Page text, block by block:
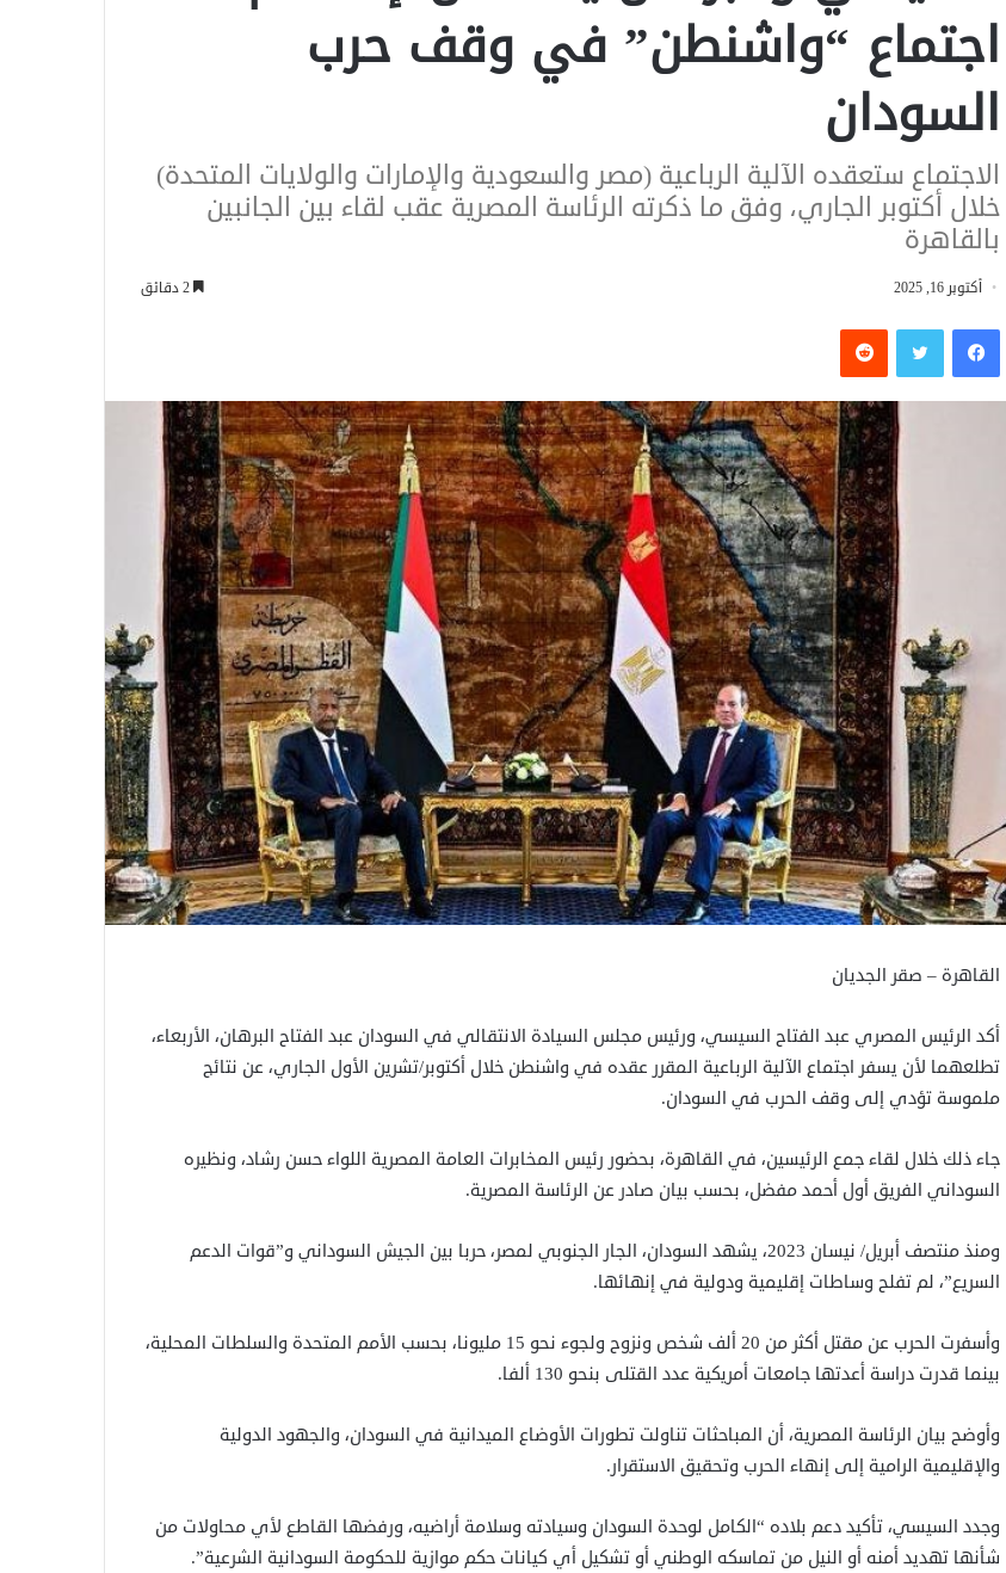
اجتماع “واشنطن” في وقف حرب
السودان
الاجتماع ستعقده الآلية الرباعية (مصر والسعودية والإمارات والولايات المتحدة)
خلال أكتوبر الجاري، وفق ما ذكرته الرئاسة المصرية عقب لقاء بين الجانبين
بالقاهرة
أكتوبر 16, 2025
فيسبوكتويتر
القاهرة – صقر الجديان
أكد الرئيس المصري عبد الفتاح السيسي، ورئيس مجلس السيادة الانتقالي في السودان عبد الفتاح البرهان، الأربعاء،
تطلعهما لأن يسفر اجتماع الآلية الرباعية المقرر عقده في واشنطن خلال أكتوبر/تشرين الأول الجاري، عن نتائج
ملموسة تؤدي إلى وقف الحرب في السودان.
جاء ذلك خلال لقاء جمع الرئيسين، في القاهرة، بحضور رئيس المخابرات العامة المصرية اللواء حسن رشاد، ونظيره
السوداني الفريق أول أحمد مفضل، بحسب بيان صادر عن الرئاسة المصرية.
ومنذ منتصف أبريل/ نيسان 2023، يشهد السودان، الجار الجنوبي لمصر، حربا بين الجيش السوداني و”قوات الدعم
السريع”، لم تفلح وساطات إقليمية ودولية في إنهائها.
وأسفرت الحرب عن مقتل أكثر من 20 ألف شخص ونزوح ولجوء نحو 15 مليونا، بحسب الأمم المتحدة والسلطات المحلية،
بينما قدرت دراسة أعدتها جامعات أمريكية عدد القتلى بنحو 130 ألفا.
وأوضح بيان الرئاسة المصرية، أن المباحثات تناولت تطورات الأوضاع الميدانية في السودان، والجهود الدولية
والإقليمية الرامية إلى إنهاء الحرب وتحقيق الاستقرار.
وجدد السيسي، تأكيد دعم بلاده “الكامل لوحدة السودان وسيادته وسلامة أراضيه، ورفضها القاطع لأي محاولات من
شأنها تهديد أمنه أو النيل من تماسكه الوطني أو تشكيل أي كيانات حكم موازية للحكومة السودانية الشرعية”.